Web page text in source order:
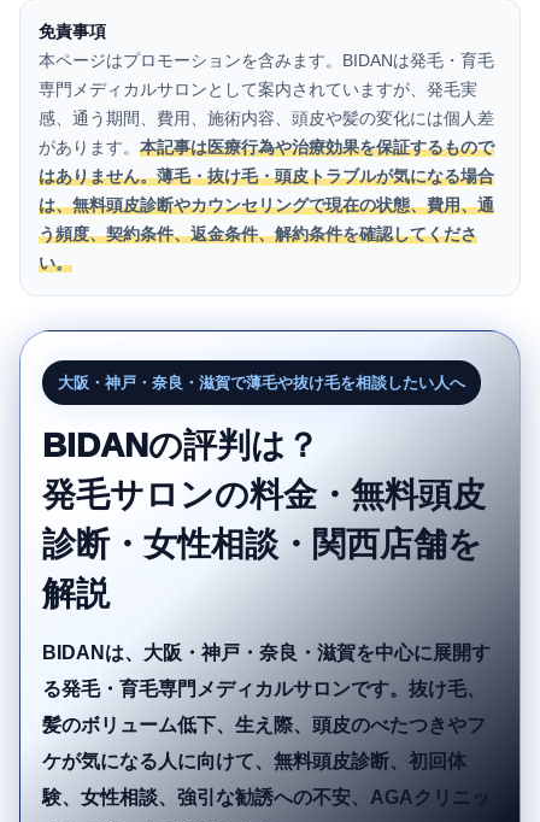
免責事項
本ページはプロモーションを含みます。BIDANは発毛・育毛
専門メディカルサロンとして案内されていますが、発毛実
感、通う期間、費用、施術内容、頭皮や髪の変化には個人差
があります。 本記事は医療行為や治療効果を保証するもので
はありません。薄毛・抜け毛・頭皮トラブルが気になる場合
は、無料頭皮診断やカウンセリングで現在の状態、費用、通
う頻度、契約条件、返金条件、解約条件を確認してくださ
い。
大阪・神戸・奈良・滋賀で薄毛や抜け毛を相談したい人へ
BIDANの評判は？
発毛サロンの料金・無料頭皮
診断・女性相談・関西店舗を
解説
BIDANは、大阪・神戸・奈良・滋賀を中心に展開す
る発毛・育毛専門メディカルサロンです。抜け毛、
髪のボリューム低下、生え際、頭皮のべたつきやフ
ケが気になる人に向けて、無料頭皮診断、初回体
験、女性相談、強引な勧誘への不安、AGAクリニッ